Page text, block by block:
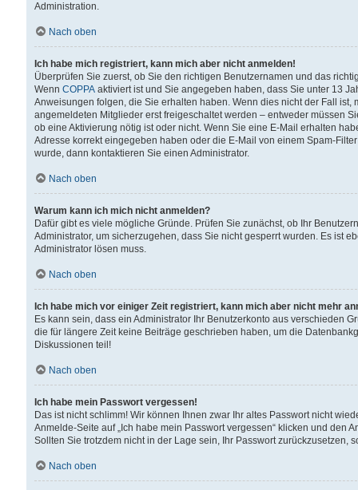
Administration.
Nach oben
Ich habe mich registriert, kann mich aber nicht anmelden!
Überprüfen Sie zuerst, ob Sie den richtigen Benutzernamen und das
Wenn COPPA aktiviert ist und Sie angegeben haben, dass Sie unter 13
Anweisungen folgen, die Sie erhalten haben. Wenn dies nicht der Fall
angemeldeten Mitglieder erst freigeschaltet werden – entweder müssen
ob eine Aktivierung nötig ist oder nicht. Wenn Sie eine E-Mail erhalten
Adresse korrekt eingegeben haben oder die E-Mail von einem Spam-
wurde, dann kontaktieren Sie einen Administrator.
Nach oben
Warum kann ich mich nicht anmelden?
Dafür gibt es viele mögliche Gründe. Prüfen Sie zunächst, ob Ihr
Administrator, um sicherzugehen, dass Sie nicht gesperrt wurden. Es ist
Administrator lösen muss.
Nach oben
Ich habe mich vor einiger Zeit registriert, kann mich aber nicht mehr
Es kann sein, dass ein Administrator Ihr Benutzerkonto aus verschieden
die für längere Zeit keine Beiträge geschrieben haben, um die
Diskussionen teil!
Nach oben
Ich habe mein Passwort vergessen!
Das ist nicht schlimm! Wir können Ihnen zwar Ihr altes Passwort nicht
Anmelde-Seite auf „Ich habe mein Passwort vergessen“ klicken und
Sollten Sie trotzdem nicht in der Lage sein, Ihr Passwort zurückzusetzen,
Nach oben